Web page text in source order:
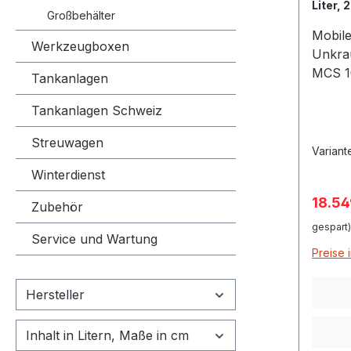
Großbehälter
Werkzeugboxen
Tankanlagen
Tankanlagen Schweiz
Streuwagen
Winterdienst
Zubehör
Service und Wartung
Hersteller
Inhalt in Litern, Maße in cm
Liter,
MCS
600
PE-
1000
Dom
aus
gespart)
Preise